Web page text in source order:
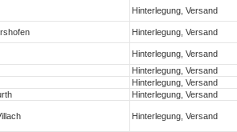
Hinterlegung, Versand
Hinterlegung, Versand
Hinterlegung, Versand
Hinterlegung, Versand
Hinterlegung, Versand
Hinterlegung, Versand
Hinterlegung, Versand